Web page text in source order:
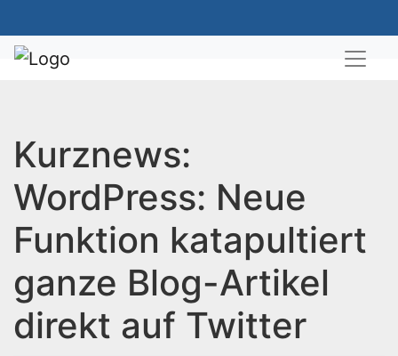
Kurznews:
WordPress: Neue
Funktion katapultiert
ganze Blog-Artikel
direkt auf Twitter